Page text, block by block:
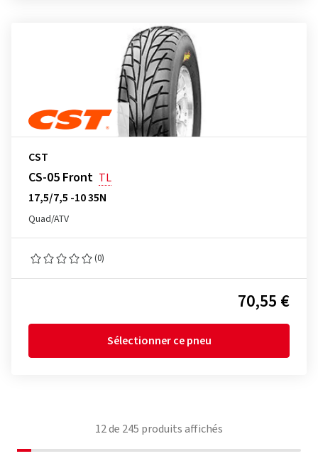
CST
CS-05 Front TL
17,5/7,5 -10 35N
Quad/ATV
(0)
70,55 €
Sélectionner ce pneu
12de 245 produits affichés